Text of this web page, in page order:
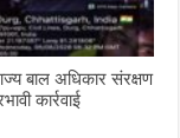
बाल अधिकार संरक्षण
कार्रवाई